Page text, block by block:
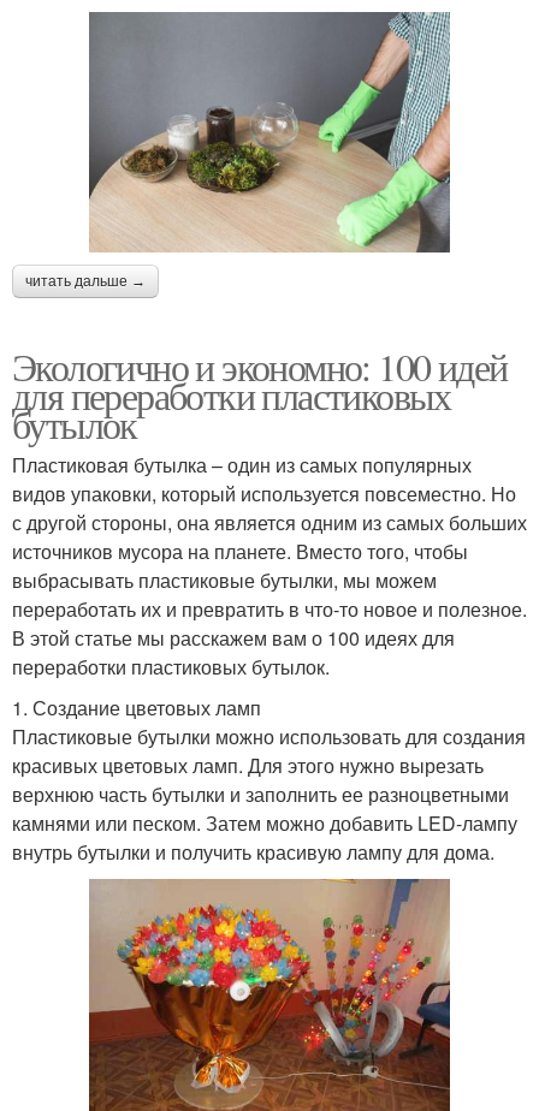
читать дальше →
Экологично и экономно: 100 идей
для переработки пластиковых
бутылок
Пластиковая бутылка – один из самых популярных
видов упаковки, который используется повсеместно. Но
с другой стороны, она является одним из самых больших
источников мусора на планете. Вместо того, чтобы
выбрасывать пластиковые бутылки, мы можем
переработать их и превратить в что-то новое и полезное.
В этой статье мы расскажем вам о 100 идеях для
переработки пластиковых бутылок.
1. Создание цветовых ламп
Пластиковые бутылки можно использовать для создания
красивых цветовых ламп. Для этого нужно вырезать
верхнюю часть бутылки и заполнить ее разноцветными
камнями или песком. Затем можно добавить LED-лампу
внутрь бутылки и получить красивую лампу для дома.